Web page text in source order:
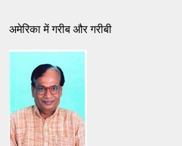
अमेरिका में गरीब और गरीबी